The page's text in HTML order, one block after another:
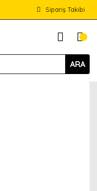
Sipariş Takibi
ARA